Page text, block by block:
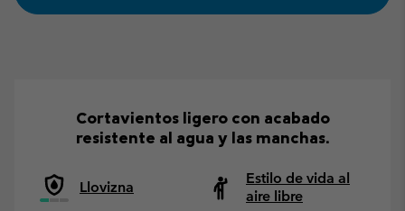
Cortavientos ligero con acabado
resistente al agua y las manchas.
Llovizna
Estilo de vida al
aire libre